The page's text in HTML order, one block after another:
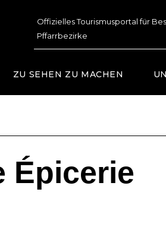
Offizielles Tourismusportal für
Pffarrbezirke
ZU SEHEN ZU MACHEN
Épicerie